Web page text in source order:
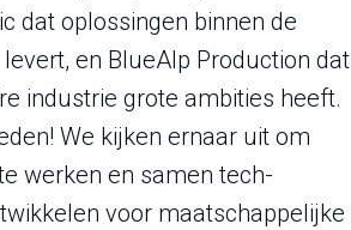
dat oplossingen binnen de
en BlueAlp Production dat
industrie grote ambities heeft.
We kijken ernaar uit om
werken en samen tech-
voor maatschappelijke